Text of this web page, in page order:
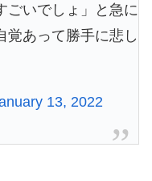
ごいでしょ」と急に
覚あって勝手に悲し
13, 2022